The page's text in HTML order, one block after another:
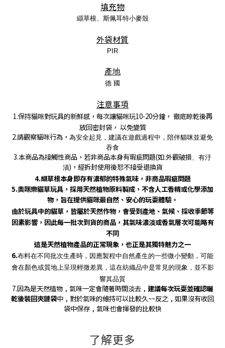
填充物
纈草根、斯佩耳特小麥殼
外袋材質
PIR
產地
德 國
注意事項
1.保持貓咪對玩具的新鮮感，每次讓貓咪玩10-20分鐘， 徹底晾乾後再
放回密封袋， 以免變質
2.請觀察貓咪行為， 為安全起見，建議在遊戲過程中 ， 陪伴貓咪並避免
吞食
3.本商品為接觸性商品，若非商品本身有瑕疵問題(如:外觀破損、有汙
漬)，經拆封使用後恕不接受退換貨
4.纈草根本身即存有濃郁的特殊氣味，非商品瑕疵問題
5.奧咪樂貓草玩具，採用天然植物原料製成，不含人工香精或化學添加
物，旨在提供貓咪最自然、安心的玩耍體驗。
由於玩具中的貓草，皆屬於天然作物，會受到產地、氣候、採收季節等
因素影響，因此每一批次到貨的商品，其氣味濃淡或香氣層次可能略有
不同
這是天然植物產品的正常現象，也正是其獨特魅力之一
6.布料在不同批次生產時，因應製程中自然產生的一些微小變動，可能
會在顏色或質地上呈現輕微差異，這在紡織品中是常見的現象，並不影
響其品質
7.因為是天然植物 ， 氣味一定會隨著時間淡去 ， 建議每次玩耍並確認曬
乾後裝回夾鏈袋中 ， 對於氣味的維持可以比較久~~反之 ， 如果沒有收回
袋中保存， 氣味也會揮發的比較快
了解更多